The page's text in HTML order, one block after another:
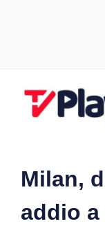
Milan,
addio